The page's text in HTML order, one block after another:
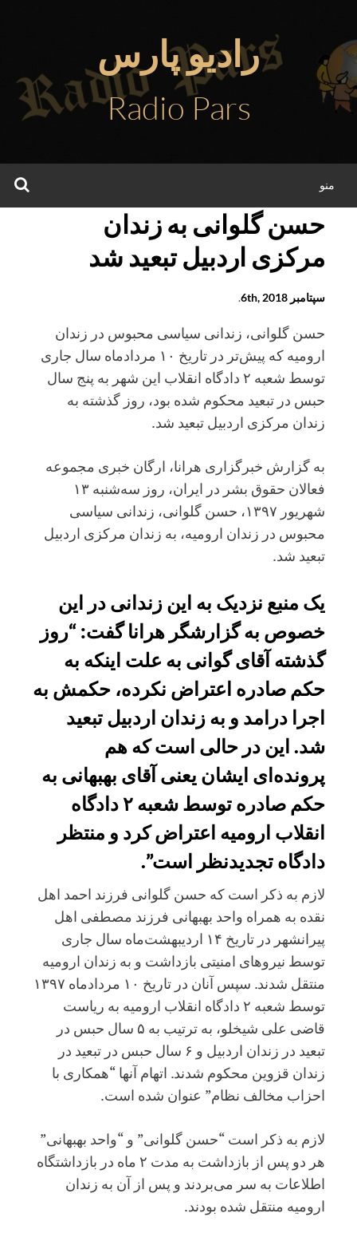
محتوا
رادیو پارس
Radio Pars
منو
حسن گلوانی به زندان
مرکزی اردبیل تبعید شد
سپتامبر 6th, 2018 .
حسن گلوانی، زندانی سیاسی محبوس در زندان
ارومیه که پیش‌تر در تاریخ ۱۰ مردادماه سال جاری
توسط شعبه ۲ دادگاه انقلاب این شهر به پنج سال
حبس در تبعید محکوم شده بود، روز گذشته به
زندان مرکزی اردبیل تبعید شد.
به گزارش خبرگزاری هرانا، ارگان خبری مجموعه
فعالان حقوق بشر در ایران، روز سه‌شنبه ۱۳
شهریور ۱۳۹۷، حسن گلوانی، زندانی سیاسی
محبوس در زندان ارومیه، به زندان مرکزی اردبیل
تبعید شد.
یک منبع نزدیک به این زندانی در این
خصوص به گزارشگر هرانا گفت: “روز
گذشته آقای گوانی به علت اینکه به
حکم صادره اعتراض نکرده، حکمش به
اجرا درامد و به زندان اردبیل تبعید
شد. این در حالی است که هم
پرونده‌ای ایشان یعنی آقای بهبهانی به
حکم صادره توسط شعبه ۲ دادگاه
انقلاب ارومیه اعتراض کرد و منتظر
دادگاه تجدیدنظر است”.
لازم به ذکر است که حسن گلوانی فرزند احمد اهل
نقده به همراه واحد بهبهانی فرزند مصطفی اهل
پیرانشهر در تاریخ ۱۴ اردیبهشت‌ماه سال جاری
توسط نیروهای امنیتی بازداشت و به زندان ارومیه
منتقل شدند. سپس آنان در تاریخ ۱۰ مردادماه ۱۳۹۷
توسط شعبه ۲ دادگاه انقلاب ارومیه به ریاست
قاضی علی شیخلو، به ترتیب به ۵ سال حبس در
تبعید در زندان اردبیل و ۶ سال حبس در تبعید در
زندان قزوین محکوم شدند. اتهام آنها “همکاری با
احزاب مخالف نظام” عنوان شده است.
لازم به ذکر است “حسن گلوانی” و “واحد بهبهانی”
هر دو پس از بازداشت به مدت ۲ ماه در بازداشتگاه
اطلاعات به سر می‌بردند و پس از آن به زندان
ارومیه منتقل شده بودند.